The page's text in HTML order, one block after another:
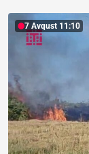
7 Avqust 11:10